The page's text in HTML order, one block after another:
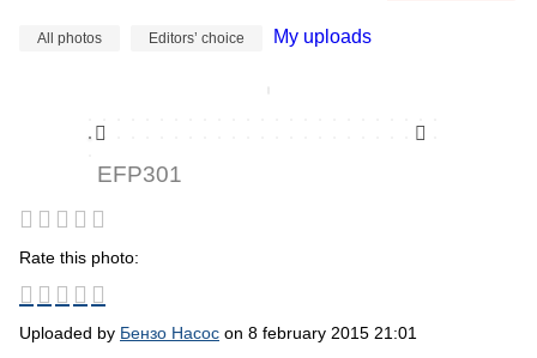
All photos Editors’ choice My uploads
EFP301
Rate this photo:
Uploaded by Бензо Насос on 8 february 2015 21:01